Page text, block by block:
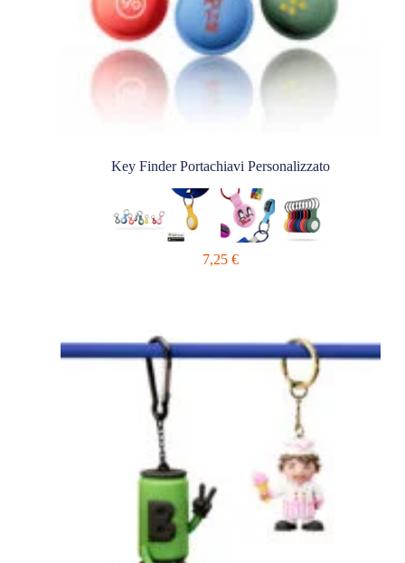
Key Finder Portachiavi Personalizzato
7,25 €